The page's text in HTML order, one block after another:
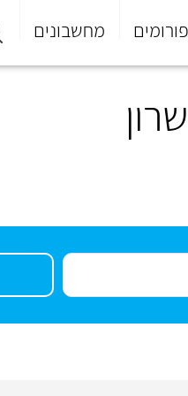
פורומים מחשבונים